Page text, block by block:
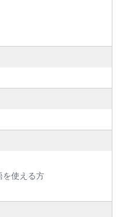
を使える方